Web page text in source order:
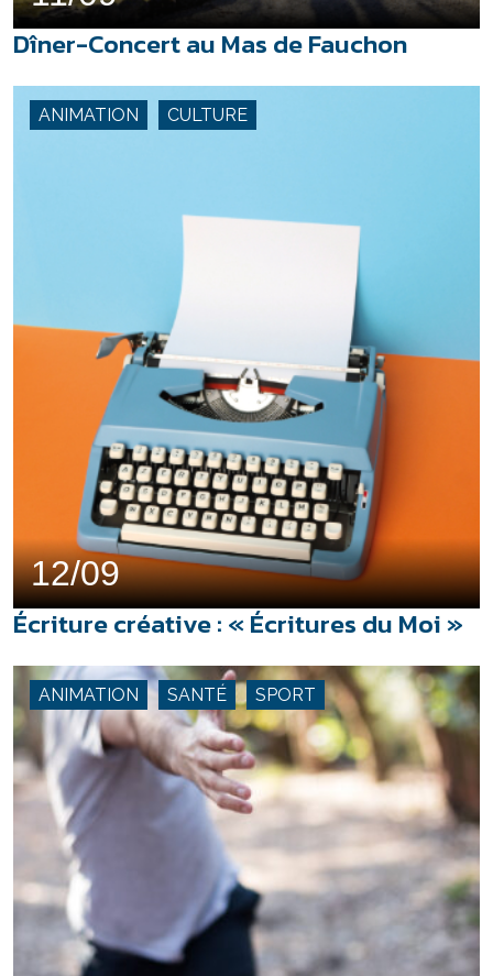
Dîner-Concert au Mas de Fauchon
ANIMATION CULTURE
12/09
Écriture créative : « Écritures du Moi »
ANIMATION SANTÉ SPORT